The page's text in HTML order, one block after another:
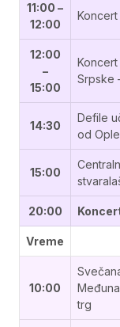
11:00 –
12:00
12:00
–
15:00
Srpske
14:30
Defile
od
15:00
20:00
Vreme
10:00
trg